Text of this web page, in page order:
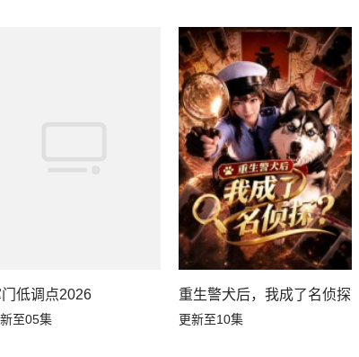
门低调点2026
至05集
重生警犬后，我成了名侦探？
更新至10集